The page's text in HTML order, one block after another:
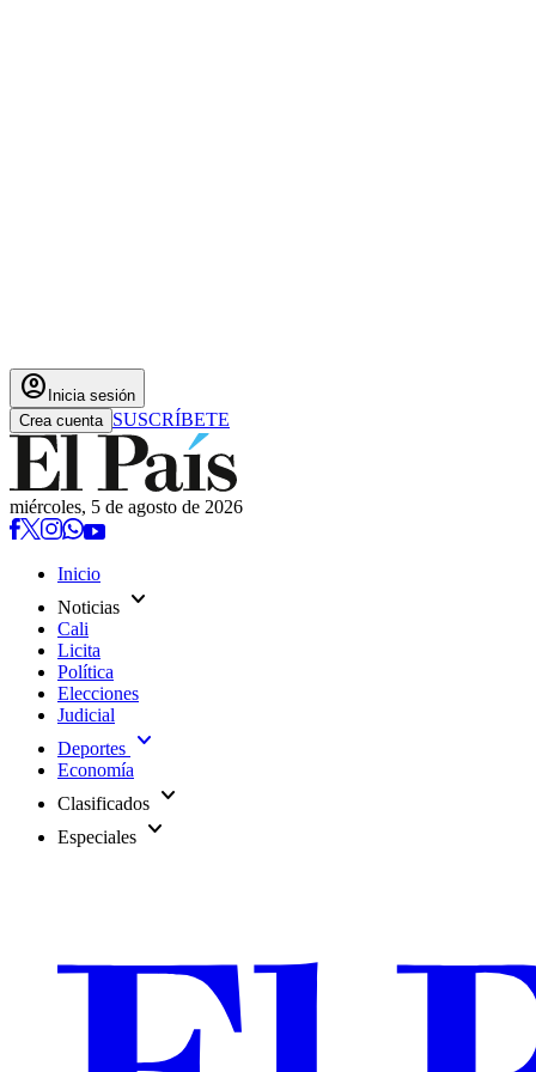
account_circle Inicia sesión
Crea cuenta SUSCRÍBETE
miércoles, 5 de agosto de 2026
Inicio
Noticias expand_more
Cali
Licita
Política
Elecciones
Judicial
Deportes expand_more
Economía
Clasificados expand_more
Especiales expand_more